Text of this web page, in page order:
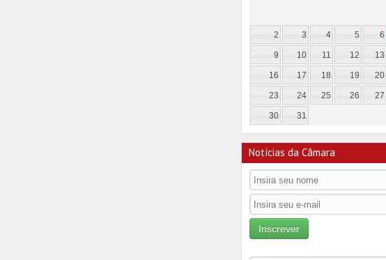
2 3 4 5 6
9 10 11 12 13
16 17 18 19 20
23 24 25 26 27
30 31
Notícias da Câmara
Inscrever